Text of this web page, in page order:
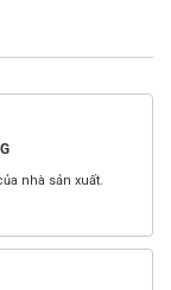
nhà sản xuất.